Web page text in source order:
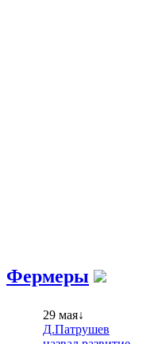
Фермеры
29 мая↓
Д.Патрушев